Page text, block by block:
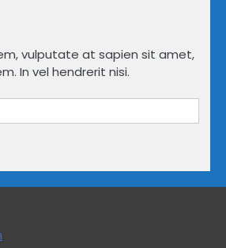
vulputate at sapien sit amet,
In vel hendrerit nisi.